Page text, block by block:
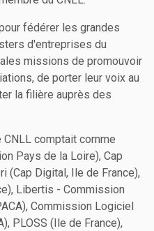
fédérer les grandes
d'entreprises du
missions de promouvoir
de porter leur voix au
la filière auprès des
comptait comme
Pays de la Loire), Cap
(Cap Digital, Ile de France),
Libertis - Commission
Commission Logiciel
PLOSS (Ile de France),